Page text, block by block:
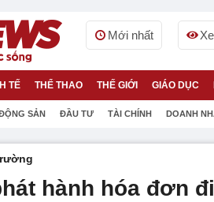
Mới nhất
TẾ THỂ THAO THẾ GIỚI GIÁO DỤC
SẢN ĐẦU TƯ TÀI CHÍNH DOANH
hành hóa đơn